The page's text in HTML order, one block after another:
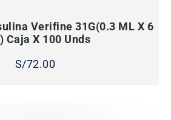
Verifine 31G(0.3 ML X 6
Caja X 100 Unds
S/72.00